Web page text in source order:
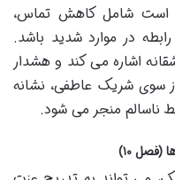
است شامل کاهش تماس،
در موارد شدید باشد.
اشاره می کند و هشدار
سوی شریک عاطفی، نشانه
ناسالم منجر می شود.
۱۰)